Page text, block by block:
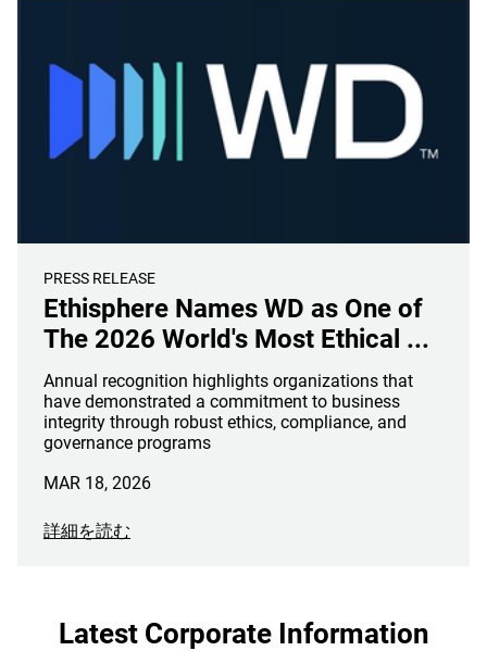
PRESS RELEASE
Ethisphere Names WD as One of
The 2026 World's Most Ethical ...
Annual recognition highlights organizations that
have demonstrated a commitment to business
integrity through robust ethics, compliance, and
governance programs
MAR 18, 2026
詳細を読む
Latest Corporate Information